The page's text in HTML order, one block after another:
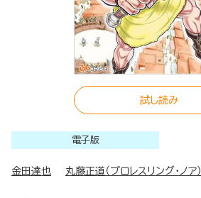
試し読み
電子版
金田達也 丸藤正道（プロレスリング・ノア）